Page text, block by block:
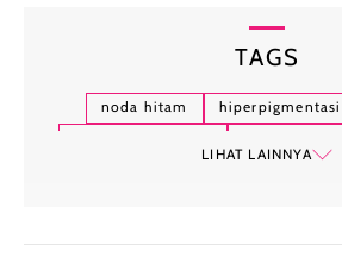
TAGS
noda hitam hiperpigmentasi
LIHAT LAINNYA